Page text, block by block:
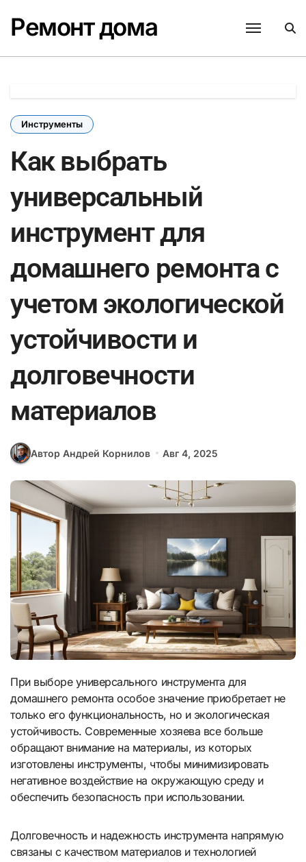
содержанию
Ремонт дома
Инструменты
Как выбрать
универсальный
инструмент для
домашнего ремонта с
учетом экологической
устойчивости и
долговечности
материалов
Автор Андрей Корнилов Авг 4, 2025
При выборе универсального инструмента для
домашнего ремонта особое значение приобретает не
только его функциональность, но и экологическая
устойчивость. Современные хозяева все больше
обращают внимание на материалы, из которых
изготовлены инструменты, чтобы минимизировать
негативное воздействие на окружающую среду и
обеспечить безопасность при использовании.
Долговечность и надежность инструмента напрямую
связаны с качеством материалов и технологией